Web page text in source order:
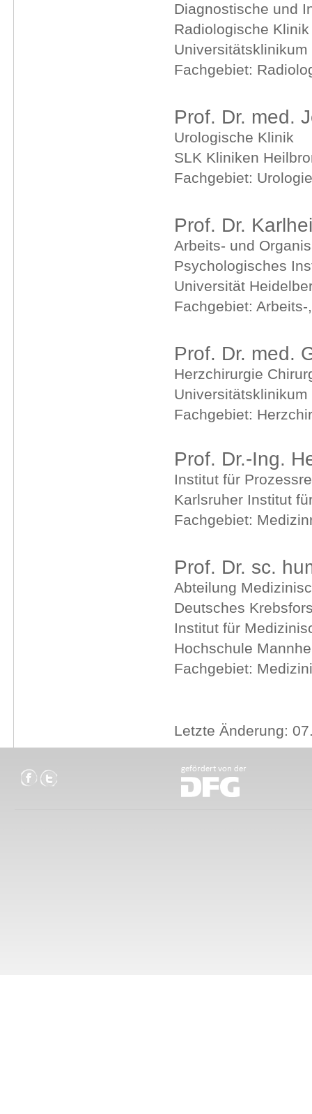
Diagnostische und
Radiologische Klinik
Universitätsklinikum
Fachgebiet:
Prof. Dr. med.
Urologische Klinik
SLK Kliniken
Fachgebiet:
Prof. Dr.
Arbeits- und
Psychologisches
Universität
Fachgebiet:
Prof. Dr. med.
Herzchirurgie
Fachgebiet:
Prof. Dr.-Ing.
Institut für
Karlsruher Institut
Fachgebiet:
Prof. Dr. sc.
Abteilung
Deutsches
Institut für
Hochschule
Fachgebiet:
Letzte Änderung: